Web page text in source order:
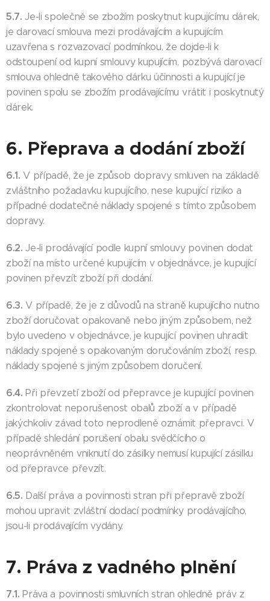
5.7.Je-li společně se zbožím poskytnut kupujícímu dárek,
je darovací smlouva mezi prodávajícím a kupujícím
uzavřena s rozvazovací podmínkou, že dojde-li k
odstoupení od kupní smlouvy kupujícím, pozbývá darovací
smlouva ohledně takového dárku účinnosti a kupující je
povinen spolu se zbožím prodávajícímu vrátit i poskytnutý
dárek.
6. Přeprava a dodání zboží
6.1.V případě, že je způsob dopravy smluven na základě
zvláštního požadavku kupujícího, nese kupující riziko a
případné dodatečné náklady spojené s tímto způsobem
dopravy.
6.2.Je-li prodávající podle kupní smlouvy povinen dodat
zboží na místo určené kupujícím v objednávce, je kupující
povinen převzít zboží při dodání.
6.3.V případě, že je z důvodů na straně kupujícího nutno
zboží doručovat opakovaně nebo jiným způsobem, než
bylo uvedeno v objednávce, je kupující povinen uhradit
náklady spojené s opakovaným doručováním zboží, resp.
náklady spojené s jiným způsobem doručení.
6.4.Při převzetí zboží od přepravce je kupující povinen
zkontrolovat neporušenost obalů zboží a v případě
jakýchkoliv závad toto neprodleně oznámit přepravci. V
případě shledání porušení obalu svědčícího o
neoprávněném vniknutí do zásilky nemusí kupující zásilku
od přepravce převzít.
6.5. Další práva a povinnosti stran při přepravě zboží
mohou upravit zvláštní dodací podmínky prodávajícího,
jsou-li prodávajícím vydány.
7. Práva z vadného plnění
7.1.Práva a povinnosti smluvních stran ohledně práv z